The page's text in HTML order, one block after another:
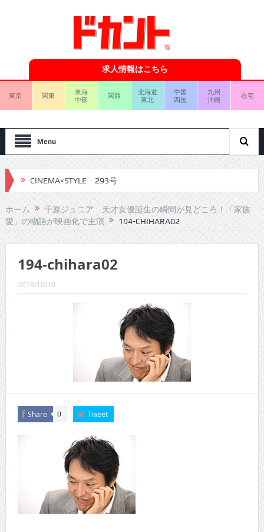
求人情報はこちら
東京 関東
東海
中部
関西
北海道
東北
中国
四国
九州
沖縄
在宅
Menu
CINEMA×STYLE 293号
CINEMA×STYLE 292号
CINEMA×STYLE 291号
CINEMA×STYLE 289号
CINEMA×STYLE 285号
CINEMA×STYLE 294号
ホーム
千原ジュニア 天才女優誕生の瞬間が見どころ！「家族
愛」の物語が映画化で主演
194-CHIHARA02
194-chihara02
2018/10/10
Share 0 Tweet